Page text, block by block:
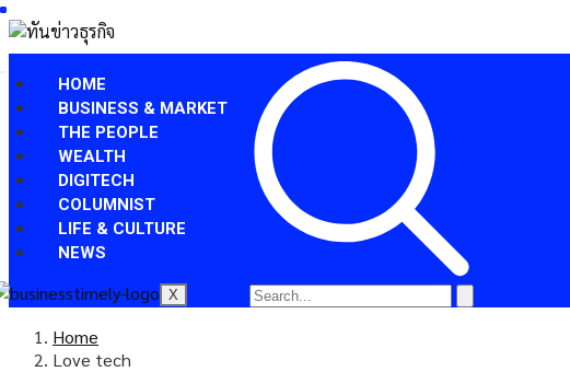
HOME
BUSINESS & MARKET
THE PEOPLE
WEALTH
DIGITECH
COLUMNIST
LIFE & CULTURE
NEWS
X
Home
Love tech